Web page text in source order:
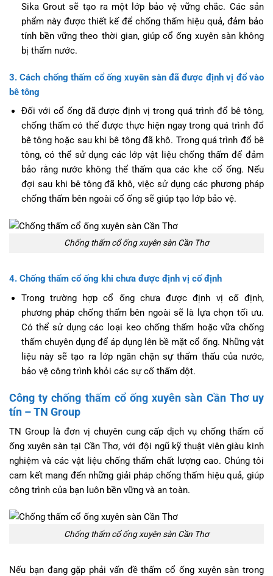
Sika Grout sẽ tạo ra một lớp bảo vệ vững chắc. Các sản
phẩm này được thiết kế để chống thấm hiệu quả, đảm bảo
tính bền vững theo thời gian, giúp cổ ống xuyên sàn không
bị thấm nước.
3. Cách chống thấm cổ ống xuyên sàn đã được định vị đổ vào
bê tông
Đối với cổ ống đã được định vị trong quá trình đổ bê tông,
chống thấm có thể được thực hiện ngay trong quá trình đổ
bê tông hoặc sau khi bê tông đã khô. Trong quá trình đổ bê
tông, có thể sử dụng các lớp vật liệu chống thấm để đảm
bảo rằng nước không thể thấm qua các khe cổ ống. Nếu
đợi sau khi bê tông đã khô, việc sử dụng các phương pháp
chống thấm bên ngoài cổ ống sẽ giúp tạo lớp bảo vệ.
Chống thấm cổ ống xuyên sàn Cần Thơ
4. Chống thấm cổ ống khi chưa được định vị cố định
Trong trường hợp cổ ống chưa được định vị cố định,
phương pháp chống thấm bên ngoài sẽ là lựa chọn tối ưu.
Có thể sử dụng các loại keo chống thấm hoặc vữa chống
thấm chuyên dụng để áp dụng lên bề mặt cổ ống. Những vật
liệu này sẽ tạo ra lớp ngăn chặn sự thẩm thấu của nước,
bảo vệ công trình khỏi các sự cố thấm dột.
Công ty chống thấm cổ ống xuyên sàn Cần Thơ uy
tín – TN Group
TN Group là đơn vị chuyên cung cấp dịch vụ chống thấm cổ
ống xuyên sàn tại Cần Thơ, với đội ngũ kỹ thuật viên giàu kinh
nghiệm và các vật liệu chống thấm chất lượng cao. Chúng tôi
cam kết mang đến những giải pháp chống thấm hiệu quả, giúp
công trình của bạn luôn bền vững và an toàn.
Chống thấm cổ ống xuyên sàn Cần Thơ
Nếu bạn đang gặp phải vấn đề thấm cổ ống xuyên sàn trong